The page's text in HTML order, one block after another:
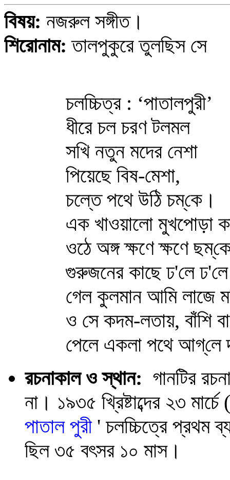
বিষয়: নজরুল সঙ্গীত।
শিরোনাম: তালপুকুরে তুলছিস সে
চলচ্চিত্র : ‘পাতালপুরী’
ধীরে চল চরণ টলমল
সখি নতুন মদের নেশা
পিয়েছে বিষ-মেশা,
চল্তে পথে উঠি চম্‌কে।
এক খাওয়ালো মুখপোড়া
ওঠে অঙ্গ ক্ষণে ক্ষণে
গুরুজনের কাছে ঢ'লে
গেল কুলমান আমি লাজে
ও সে কদম-লতায়, বাঁশি
পেলে একলা পথে আগ্‌লে
রচনাকাল ও স্থান: গানটির
না। ১৯৩৫ খ্রিষ্টাব্দের ২৩
পাতাল পুরী' চলচ্চিত্রে প্রথম
ছিল ৩৫ বৎসর ১০ মাস।